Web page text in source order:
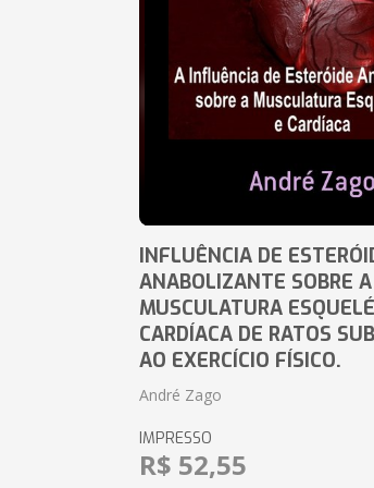
INFLUÊNCIA DE
ANABOLIZANTE SOBRE A
MUSCULATURA
CARDÍACA DE RATOS
AO EXERCÍCIO FÍSICO.
André Zago
IMPRESSO
R$ 52,55